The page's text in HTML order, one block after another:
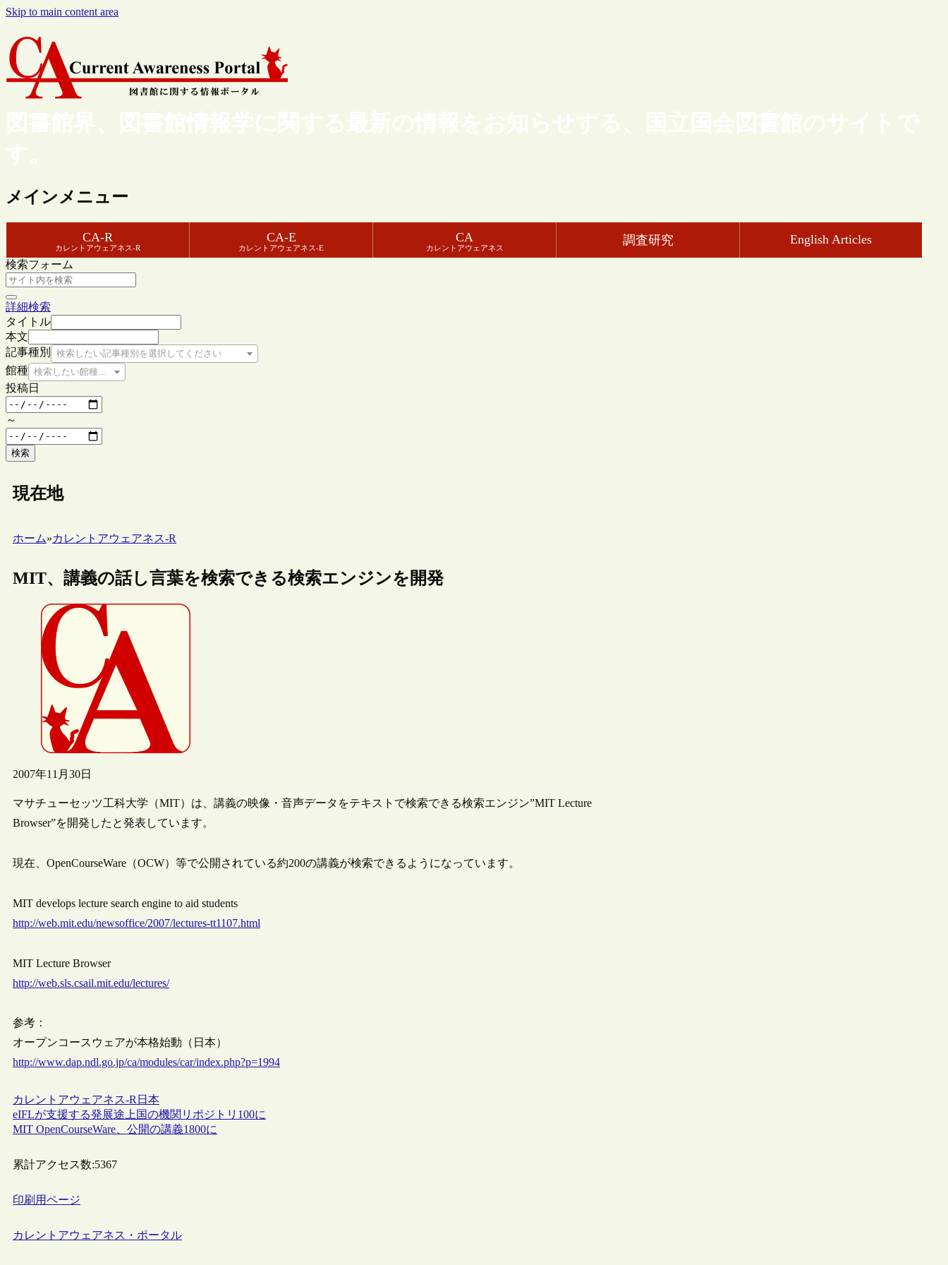
Skip to main content area
図書館界、図書館情報学に関する最新の情報をお知らせする、国立国会図書館のサイトで
す。
メインメニュー
CA-R
カレントアウェアネス-R
CA-E
カレントアウェアネス-E
CA
カレントアウェアネス
調査研究 English Articles
検索フォーム
詳細検索
タイトル
本文
記事種別
検索したい記事種別を選択してください
館種 検索したい館種を選択してください
投稿日
～
検索
現在地
ホーム»カレントアウェアネス-R
MIT、講義の話し言葉を検索できる検索エンジンを開発
2007年11月30日
マサチューセッツ工科大学（MIT）は、講義の映像・音声データをテキストで検索できる検索エンジン”MIT Lecture
Browser”を開発したと発表しています。
現在、OpenCourseWare（OCW）等で公開されている約200の講義が検索できるようになっています。
MIT develops lecture search engine to aid students
http://web.mit.edu/newsoffice/2007/lectures-tt1107.html
MIT Lecture Browser
http://web.sls.csail.mit.edu/lectures/
参考：
オープンコースウェアが本格始動（日本）
http://www.dap.ndl.go.jp/ca/modules/car/index.php?p=1994
カレントアウェアネス-R 日本
eIFLが支援する発展途上国の機関リポジトリ100に
MIT OpenCourseWare、公開の講義1800に
累計アクセス数:5367
印刷用ページ
カレントアウェアネス・ポータル